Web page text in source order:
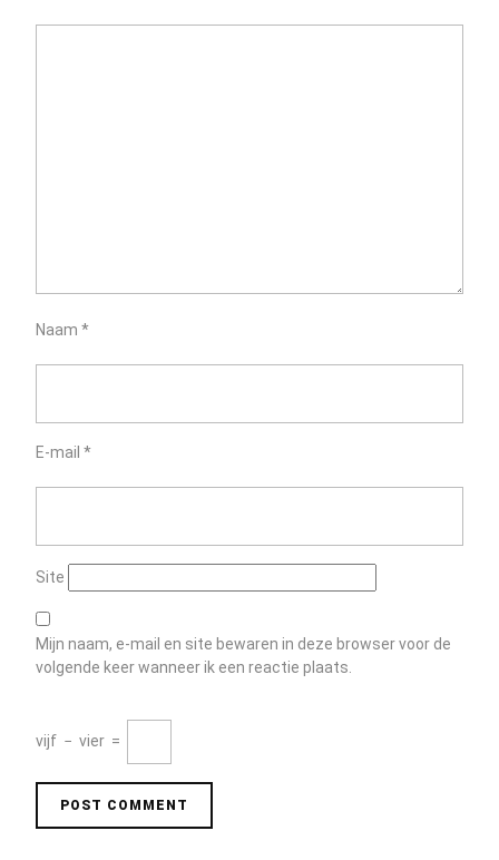
Naam *
E-mail *
Site
Mijn naam, e-mail en site bewaren in deze browser voor de
volgende keer wanneer ik een reactie plaats.
vijf − vier =